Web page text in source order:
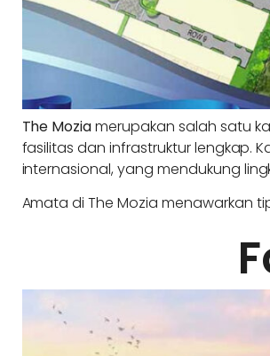
The Moziamerupakan salah satu
fasilitas dan infrastruktur lengkap.
internasional, yang mendukung
Amata di The Mozia menawarkan